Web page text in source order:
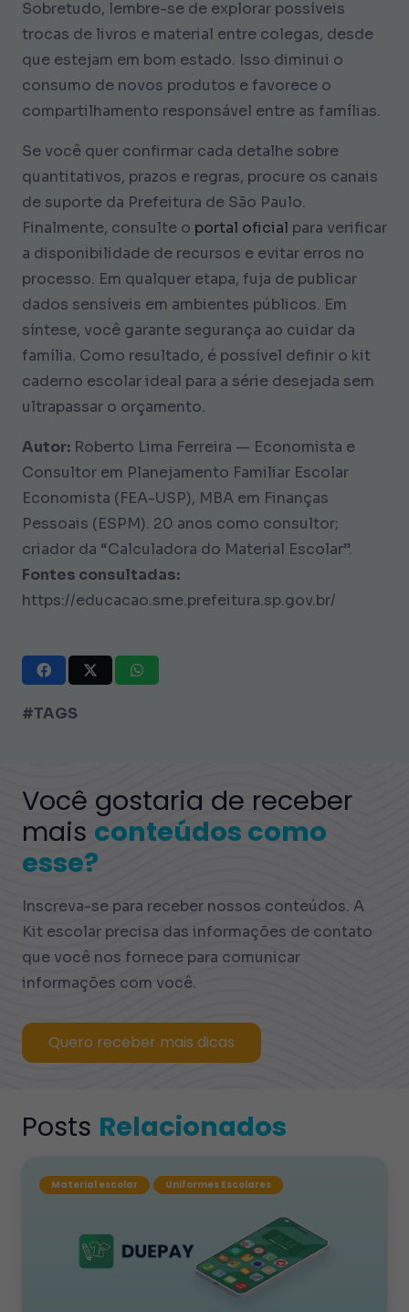
Sobretudo, lembre-se de explorar possíveis
trocas de livros e material entre colegas, desde
que estejam em bom estado. Isso diminui o
consumo de novos produtos e favorece o
compartilhamento responsável entre as famílias.
Se você quer confirmar cada detalhe sobre
quantitativos, prazos e regras, procure os canais
de suporte da Prefeitura de São Paulo.
Finalmente, consulte o portal oficial para verificar
a disponibilidade de recursos e evitar erros no
processo. Em qualquer etapa, fuja de publicar
dados sensíveis em ambientes públicos. Em
síntese, você garante segurança ao cuidar da
família. Como resultado, é possível definir o kit
caderno escolar ideal para a série desejada sem
ultrapassar o orçamento.
Autor: Roberto Lima Ferreira — Economista e
Consultor em Planejamento Familiar Escolar
Economista (FEA-USP), MBA em Finanças
Pessoais (ESPM). 20 anos como consultor;
criador da “Calculadora do Material Escolar”.
Fontes consultadas:
https://educacao.sme.prefeitura.sp.gov.br/
#TAGS
Você gostaria de receber
mais conteúdos como
esse?
Inscreva-se para receber nossos conteúdos. A
Kit escolar precisa das informações de contato
que você nos fornece para comunicar
informações com você.
Quero receber mais dicas
Posts Relacionados
Material escolar Uniformes Escolares